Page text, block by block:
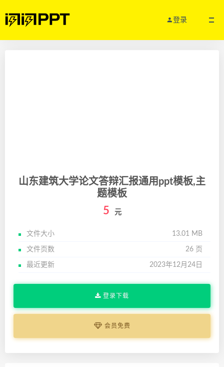
登录
山东建筑大学论文答辩汇报通用ppt模板,主
题模板
5 元
文件大小 13.01 MB
文件页数 26 页
最近更新 2023年12月24日
登录下载
会员免费